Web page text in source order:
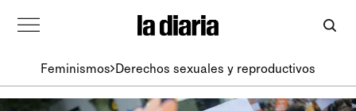
Feminismos Derechos sexuales y reproductivos